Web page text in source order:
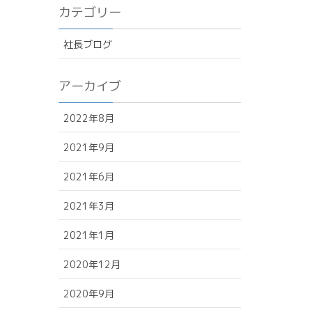
カテゴリー
社長ブログ
アーカイブ
2022年8月
2021年9月
2021年6月
2021年3月
2021年1月
2020年12月
2020年9月